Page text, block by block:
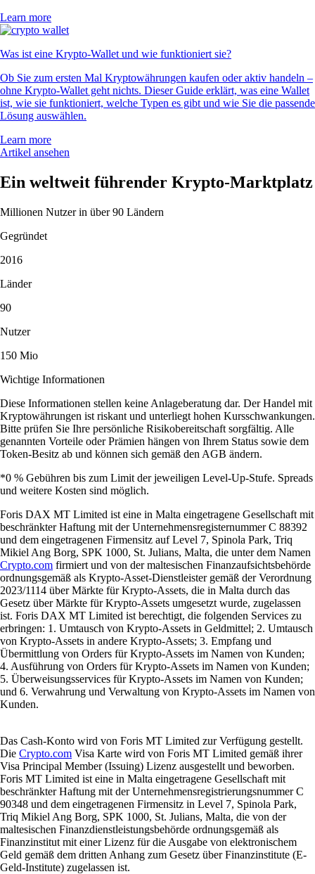
Learn more
Was ist eine Krypto-Wallet und wie funktioniert sie?
Ob Sie zum ersten Mal Kryptowährungen kaufen oder aktiv handeln –
ohne Krypto-Wallet geht nichts. Dieser Guide erklärt, was eine Wallet
ist, wie sie funktioniert, welche Typen es gibt und wie Sie die passende
Lösung auswählen.
Learn more
Artikel ansehen
Ein weltweit führender Krypto-Marktplatz
Millionen Nutzer in über 90 Ländern
Gegründet
2016
Länder
90
Nutzer
150 Mio
Wichtige Informationen
Diese Informationen stellen keine Anlageberatung dar. Der Handel mit
Kryptowährungen ist riskant und unterliegt hohen Kursschwankungen.
Bitte prüfen Sie Ihre persönliche Risikobereitschaft sorgfältig. Alle
genannten Vorteile oder Prämien hängen von Ihrem Status sowie dem
Token-Besitz ab und können sich gemäß den AGB ändern.
*0 % Gebühren bis zum Limit der jeweiligen Level-Up-Stufe. Spreads
und weitere Kosten sind möglich.
Foris DAX MT Limited ist eine in Malta eingetragene Gesellschaft mit
beschränkter Haftung mit der Unternehmensregisternummer C 88392
und dem eingetragenen Firmensitz auf Level 7, Spinola Park, Triq
Mikiel Ang Borg, SPK 1000, St. Julians, Malta, die unter dem Namen
Crypto.com firmiert und von der maltesischen Finanzaufsichtsbehörde
ordnungsgemäß als Krypto-Asset-Dienstleister gemäß der Verordnung
2023/1114 über Märkte für Krypto-Assets, die in Malta durch das
Gesetz über Märkte für Krypto-Assets umgesetzt wurde, zugelassen
ist. Foris DAX MT Limited ist berechtigt, die folgenden Services zu
erbringen: 1. Umtausch von Krypto-Assets in Geldmittel; 2. Umtausch
von Krypto-Assets in andere Krypto-Assets; 3. Empfang und
Übermittlung von Orders für Krypto-Assets im Namen von Kunden;
4. Ausführung von Orders für Krypto-Assets im Namen von Kunden;
5. Überweisungsservices für Krypto-Assets im Namen von Kunden;
und 6. Verwahrung und Verwaltung von Krypto-Assets im Namen von
Kunden.
Das Cash-Konto wird von Foris MT Limited zur Verfügung gestellt.
Die Crypto.com Visa Karte wird von Foris MT Limited gemäß ihrer
Visa Principal Member (Issuing) Lizenz ausgestellt und beworben.
Foris MT Limited ist eine in Malta eingetragene Gesellschaft mit
beschränkter Haftung mit der Unternehmensregistrierungsnummer C
90348 und dem eingetragenen Firmensitz in Level 7, Spinola Park,
Triq Mikiel Ang Borg, SPK 1000, St. Julians, Malta, die von der
maltesischen Finanzdienstleistungsbehörde ordnungsgemäß als
Finanzinstitut mit einer Lizenz für die Ausgabe von elektronischem
Geld gemäß dem dritten Anhang zum Gesetz über Finanzinstitute (E-
Geld-Institute) zugelassen ist.